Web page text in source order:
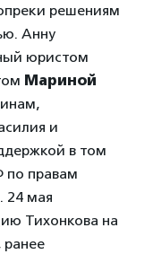
решениям
Анну
юристом
Мариной
и
в том
по правам
. 24 мая
Тихонкова на
ранее